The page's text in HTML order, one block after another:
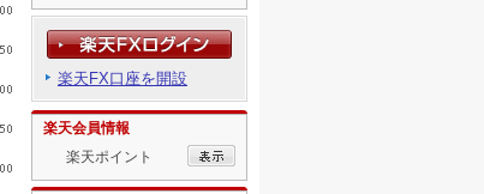
楽天FX口座を開設
楽天会員情報
楽天ポイント